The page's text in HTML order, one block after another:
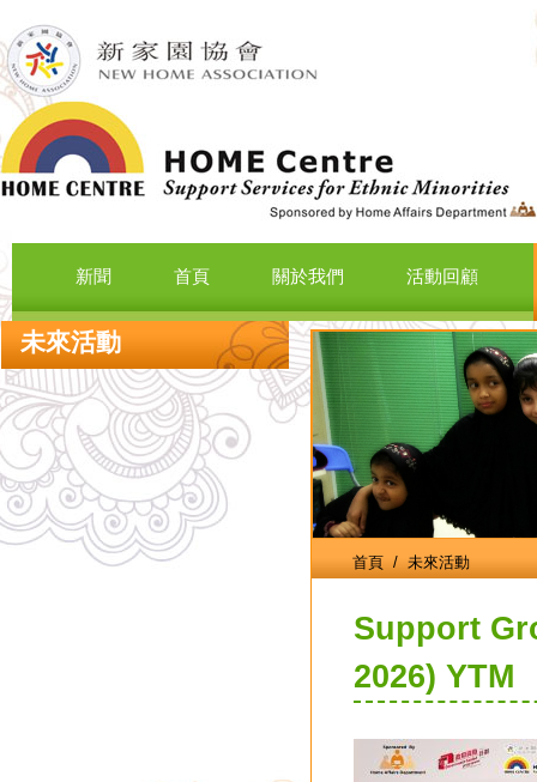
新聞 首頁 關於我們 活動回顧
未來活動
首頁 / 未來活動
Support
2026) YTM